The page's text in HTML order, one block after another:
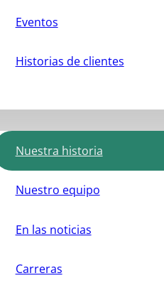
Eventos
Historias de clientes
Nuestra historia
Nuestro equipo
En las noticias
Carreras